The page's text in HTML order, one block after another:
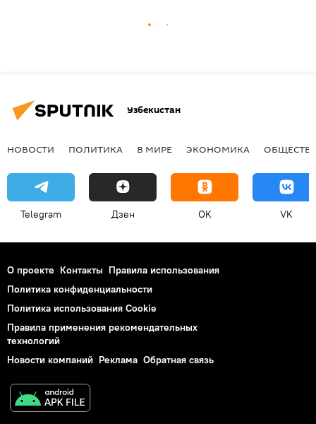
Узбекистан
НОВОСТИ ПОЛИТИКА В МИРЕ ЭКОНОМИКА
Telegram Дзен OK VK
О проекте Контакты Правила использования
Политика конфиденциальности
Политика использования Cookie
Правила применения рекомендательных
технологий
Новости компаний Реклама Обратная связь